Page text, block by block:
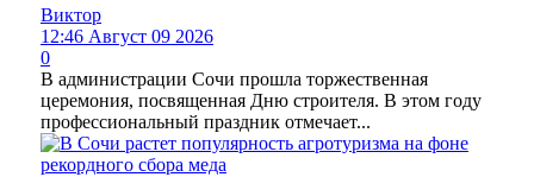
Виктор
12:46 Август 09 2026
0
В администрации Сочи прошла торжественная
церемония, посвященная Дню строителя. В этом году
профессиональный праздник отмечает...